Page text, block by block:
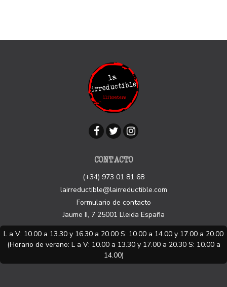
CONTACTO
(+34) 973 01 81 68
lairreductible@lairreductible.com
Formulario de contacto
Jaume II, 7 25001 Lleida España
L a V: 10.00 a 13.30 y 16.30 a 20.00 S: 10.00 a 14.00 y 17.00 a 20.00
(Horario de verano: L a V: 10.00 a 13.30 y 17.00 a 20.30 S: 10.00 a
14.00)